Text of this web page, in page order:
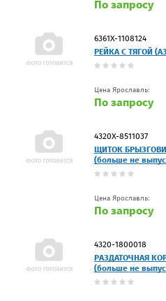
По запросу
6361Х-1108124
РЕЙКА С ТЯГОЙ
Цена Ярославль:
По запросу
4320Х-8511037
ЩИТОК
(больше не
Цена Ярославль:
По запросу
4320-1800018
РАЗДАТОЧНАЯ
(больше не